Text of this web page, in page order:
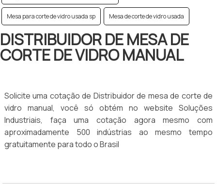
Mesa para corte de vidro usada sp Mesa de corte de vidro usada
DISTRIBUIDOR DE MESA DE
CORTE DE VIDRO MANUAL
Solicite uma cotação de Distribuidor de mesa de corte de
vidro manual, você só obtém no website Soluções
Industriais, faça uma cotação agora mesmo com
aproximadamente 500 indústrias ao mesmo tempo
gratuitamente para todo o Brasil